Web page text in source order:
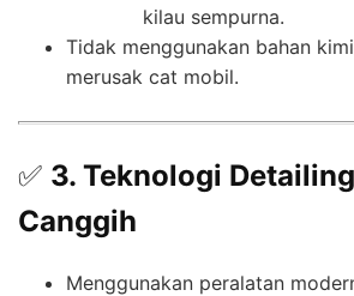
kilau sempurna.
Tidak menggunakan bahan
merusak cat mobil.
✅ 3. Teknologi
Canggih
Menggunakan peralatan